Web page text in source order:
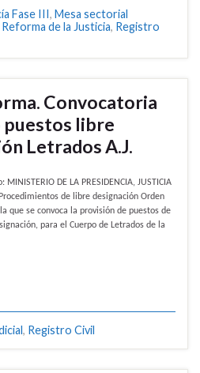
Fase III , Mesa sectorial
Reforma de la Justicia, Registro
Convocatoria
puestos libre
Letrados A.J.
DE LA PRESIDENCIA, JUSTICIA
Procedimientos de libre designación Orden
que se convoca la provisión de puestos de
para el Cuerpo de Letrados de la
, Registro Civil